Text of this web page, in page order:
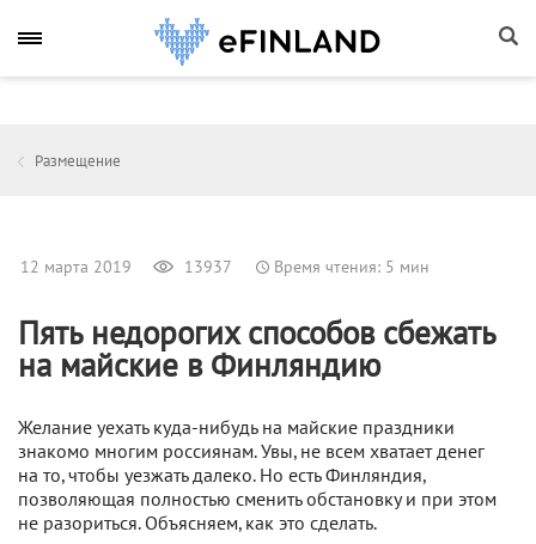
Размещение
12 марта 2019 13937 Время чтения: 5 мин
Пять недорогих способов сбежать
на майские в Финляндию
Желание уехать куда-нибудь на майские праздники
знакомо многим россиянам. Увы, не всем хватает денег
на то, чтобы уезжать далеко. Но есть Финляндия,
позволяющая полностью сменить обстановку и при этом
не разориться. Объясняем, как это сделать.